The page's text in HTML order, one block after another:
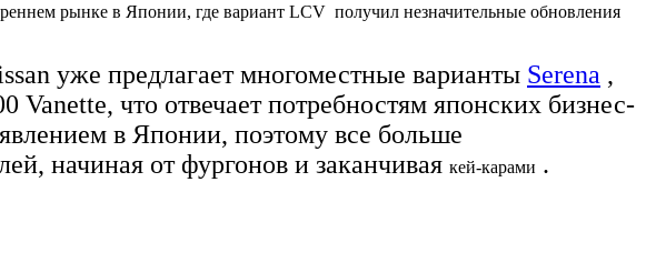
рынке в Японии, где вариант LCV получил незначительные обновления
уже предлагает многоместные варианты Serena ,
что отвечает потребностям японских бизнес-
в Японии, поэтому все больше
начиная от фургонов и заканчивая кей-карами .